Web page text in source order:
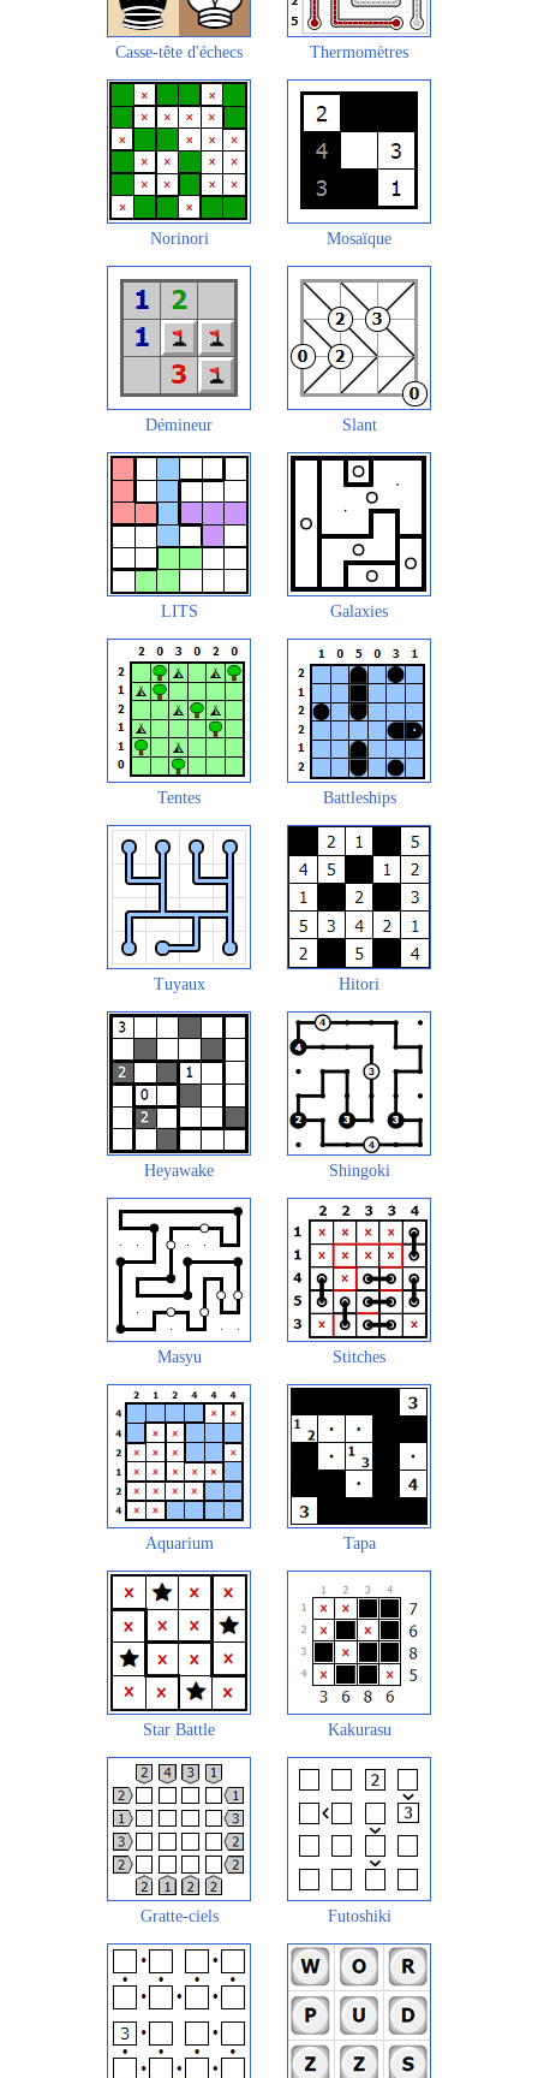
Casse-tête d'échecs Thermomètres
Norinori Mosaïque
Démineur Slant
LITS Galaxies
Tentes Battleships
Tuyaux Hitori
Heyawake Shingoki
Masyu Stitches
Aquarium Tapa
Star Battle Kakurasu
Gratte-ciels Futoshiki